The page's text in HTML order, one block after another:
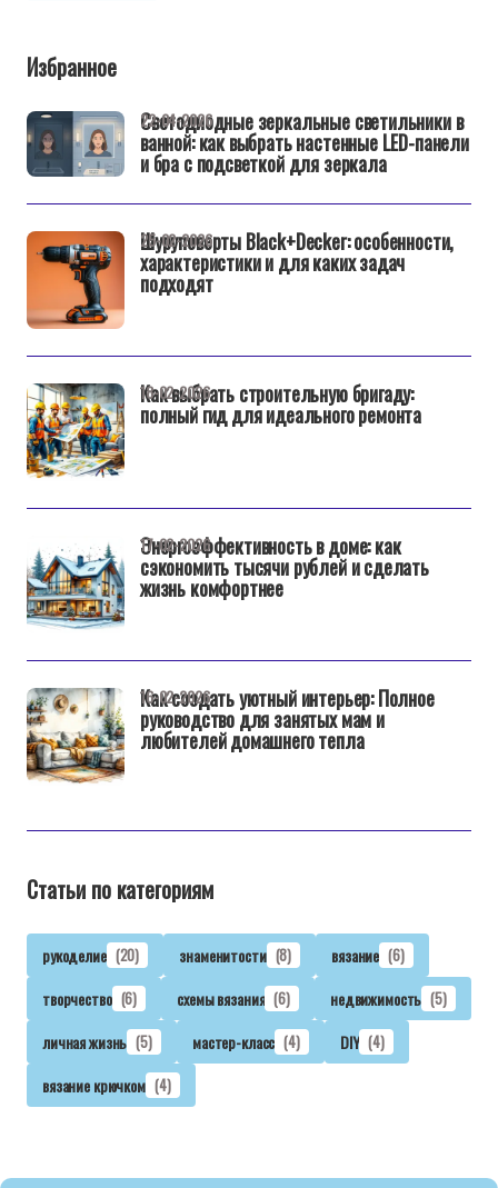
Избранное
Светодиодные зеркальные светильники в
ванной: как выбрать настенные LED-панели
и бра с подсветкой для зеркала
22-04-2026
Шуруповерты Black+Decker: особенности,
характеристики и для каких задач
подходят
25-02-2026
Как выбрать строительную бригаду:
полный гид для идеального ремонта
18-02-2026
Энергоэффективность в доме: как
сэкономить тысячи рублей и сделать
жизнь комфортнее
17-02-2026
Как создать уютный интерьер: Полное
руководство для занятых мам и
любителей домашнего тепла
16-02-2026
Статьи по категориям
рукоделие (20) знаменитости (8) вязание (6)
творчество (6) схемы вязания (6) недвижимость (5)
личная жизнь (5) мастер-класс (4) DIY (4)
вязание крючком (4)